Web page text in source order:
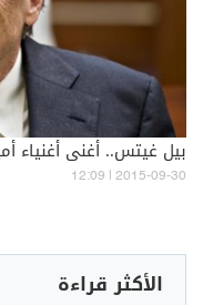
بيل غيتس.. أغنى أغنياء
12:09 | 2015-09-30
الأكثر قراءة